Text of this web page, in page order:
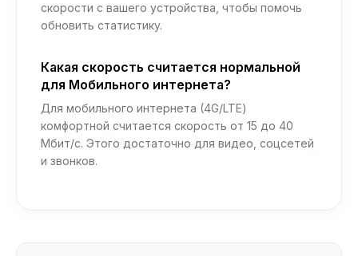
скорости с вашего устройства, чтобы помочь
обновить статистику.
Какая скорость считается нормальной
для Мобильного интернета?
Для мобильного интернета (4G/LTE)
комфортной считается скорость от 15 до 40
Мбит/с. Этого достаточно для видео, соцсетей
и звонков.